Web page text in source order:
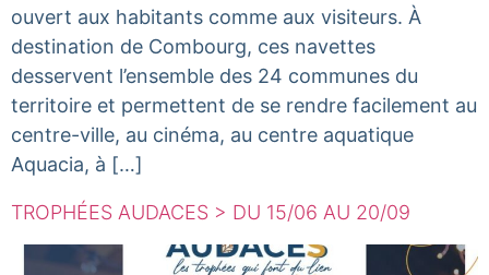
ouvert aux habitants comme aux visiteurs. À
destination de Combourg, ces navettes
desservent l’ensemble des 24 communes du
territoire et permettent de se rendre facilement au
centre-ville, au cinéma, au centre aquatique
Aquacia, à […]
TROPHÉES AUDACES > DU 15/06 AU 20/09